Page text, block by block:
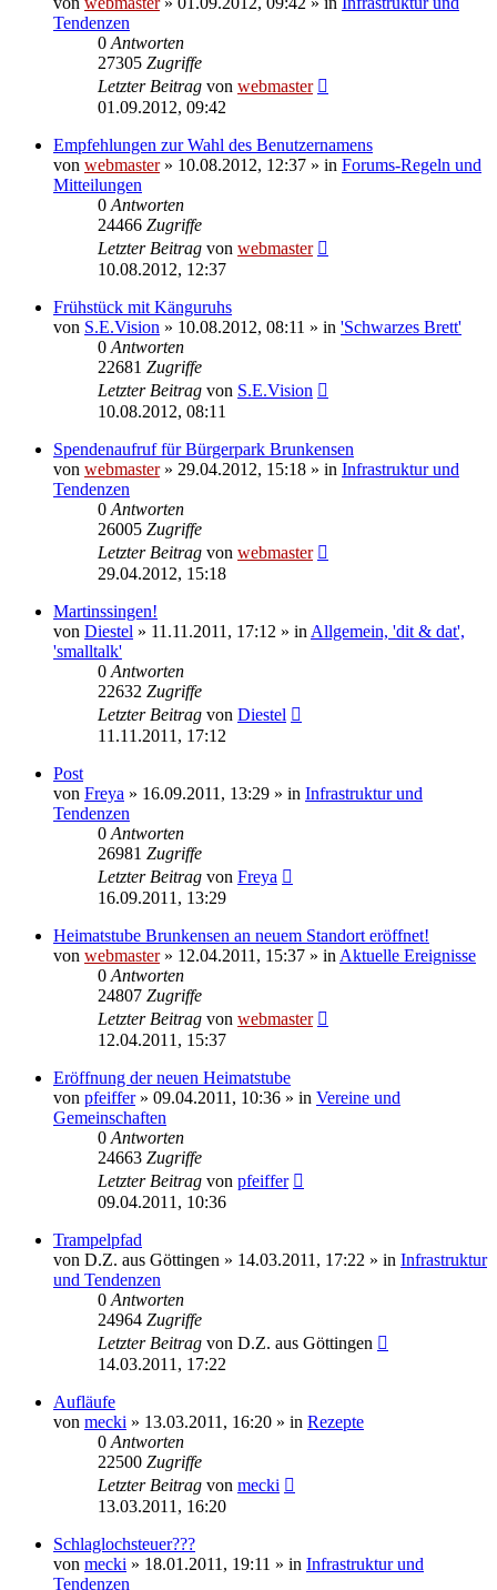
Tendenzen
0 Antworten
27305 Zugriffe
Letzter Beitrag von webmaster
01.09.2012, 09:42
Empfehlungen zur Wahl des Benutzernamens
von webmaster» 10.08.2012, 12:37 » in Forums-Regeln und
Mitteilungen
0 Antworten
24466 Zugriffe
Letzter Beitrag von webmaster
10.08.2012, 12:37
Frühstück mit Känguruhs
von S.E.Vision » 10.08.2012, 08:11 » in 'Schwarzes Brett'
0 Antworten
22681 Zugriffe
Letzter Beitrag von S.E.Vision
10.08.2012, 08:11
Spendenaufruf für Bürgerpark Brunkensen
von webmaster» 29.04.2012, 15:18 » in Infrastruktur und
Tendenzen
0 Antworten
26005 Zugriffe
Letzter Beitrag von webmaster
29.04.2012, 15:18
Martinssingen!
von Diestel » 11.11.2011, 17:12 » in Allgemein, 'dit & dat',
'smalltalk'
0 Antworten
22632 Zugriffe
Letzter Beitrag von Diestel
11.11.2011, 17:12
Post
von Freya » 16.09.2011, 13:29 » in Infrastruktur und
Tendenzen
0 Antworten
26981 Zugriffe
Letzter Beitrag von Freya
16.09.2011, 13:29
Heimatstube Brunkensen an neuem Standort eröffnet!
von webmaster» 12.04.2011, 15:37 » in Aktuelle Ereignisse
0 Antworten
24807 Zugriffe
Letzter Beitrag von webmaster
12.04.2011, 15:37
Eröffnung der neuen Heimatstube
von pfeiffer» 09.04.2011, 10:36 » in Vereine und
Gemeinschaften
0 Antworten
24663 Zugriffe
Letzter Beitrag von pfeiffer
09.04.2011, 10:36
Trampelpfad
von D.Z. aus Göttingen » 14.03.2011, 17:22 » in Infrastruktur
und Tendenzen
0 Antworten
24964 Zugriffe
Letzter Beitrag von D.Z. aus Göttingen
14.03.2011, 17:22
Aufläufe
von mecki » 13.03.2011, 16:20 » in Rezepte
0 Antworten
22500 Zugriffe
Letzter Beitrag von mecki
13.03.2011, 16:20
Schlaglochsteuer???
von mecki » 18.01.2011, 19:11 » in Infrastruktur und
Tendenzen